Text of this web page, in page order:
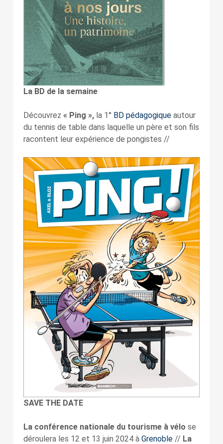
La BD de la semaine
Découvrez « Ping »,la 1° BD pédagogiqueautour
du tennis de table dans laquelle un père et son fils
racontent leur expérience de pongistes //
SAVE THE DATE
La conférence nationale du tourisme à vélo se
déroulera les 12 et 13 juin 2024 à Grenoble// La